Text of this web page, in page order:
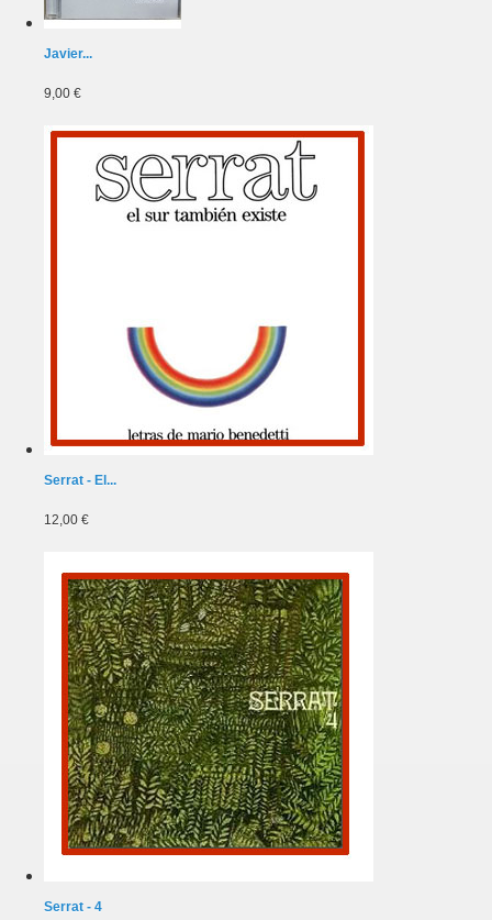
Javier...
9,00 €
Serrat - El...
12,00 €
Serrat - 4